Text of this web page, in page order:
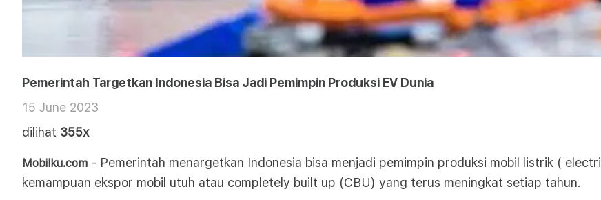
Pemerintah Targetkan Indonesia Bisa Jadi Pemimpin Produksi EV Dunia
15 June 2023
dilihat 355x
Mobilku.com - Pemerintah menargetkan Indonesia bisa menjadi pemimpin produksi mobil listrik (
kemampuan ekspor mobil utuh atau completely built up (CBU) yang terus meningkat setiap tahun.